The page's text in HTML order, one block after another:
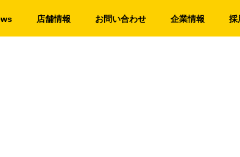
店舗情報 お問い合わせ 企業情報 採